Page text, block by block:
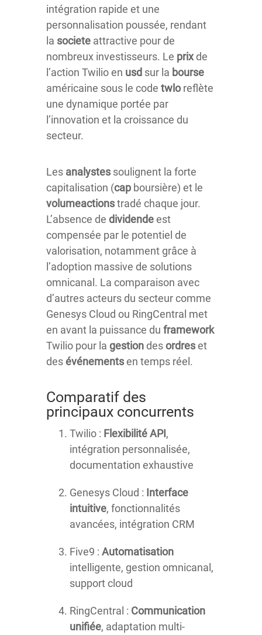
intégration rapide et une
personnalisation poussée, rendant
la societe attractive pour de
nombreux investisseurs. Le prixde
l’action Twilio en usd sur la bourse
américaine sous le code twloreflète
une dynamique portée par
l’innovation et la croissance du
secteur.
Les analystes soulignent la forte
capitalisation (cap boursière) et le
volumeactionstradé chaque jour.
L’absence de dividendeest
compensée par le potentiel de
valorisation, notamment grâce à
l’adoption massive de solutions
omnicanal. La comparaison avec
d’autres acteurs du secteur comme
Genesys Cloud ou RingCentral met
en avant la puissance du framework
Twilio pour la gestion desordreset
desévénementsen temps réel.
Comparatif des
principaux concurrents
Twilio : Flexibilité API,
intégration personnalisée,
documentation exhaustive
Genesys Cloud : Interface
intuitive, fonctionnalités
avancées, intégration CRM
Five9 : Automatisation
intelligente, gestion omnicanal,
support cloud
RingCentral : Communication
unifiée, adaptation multi-